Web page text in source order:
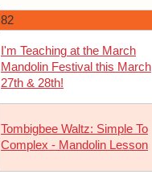
82
I'm Teaching at the March
Mandolin Festival this March
27th & 28th!
Tombigbee Waltz: Simple To
Complex - Mandolin Lesson